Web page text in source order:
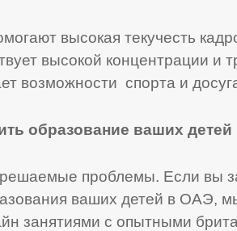
высокая текучесть
высокой концентрации и
возможности спорта и
образование ваших
проблемы. Если вы
ваших детей в ОАЭ,
занятиями с опытными